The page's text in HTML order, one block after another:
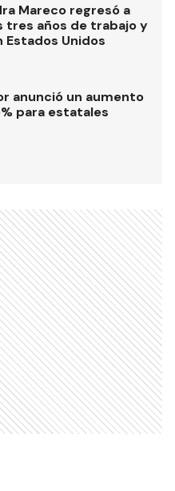
Mareco regresó a
tres años de trabajo y
Estados Unidos
anunció un aumento
para estatales